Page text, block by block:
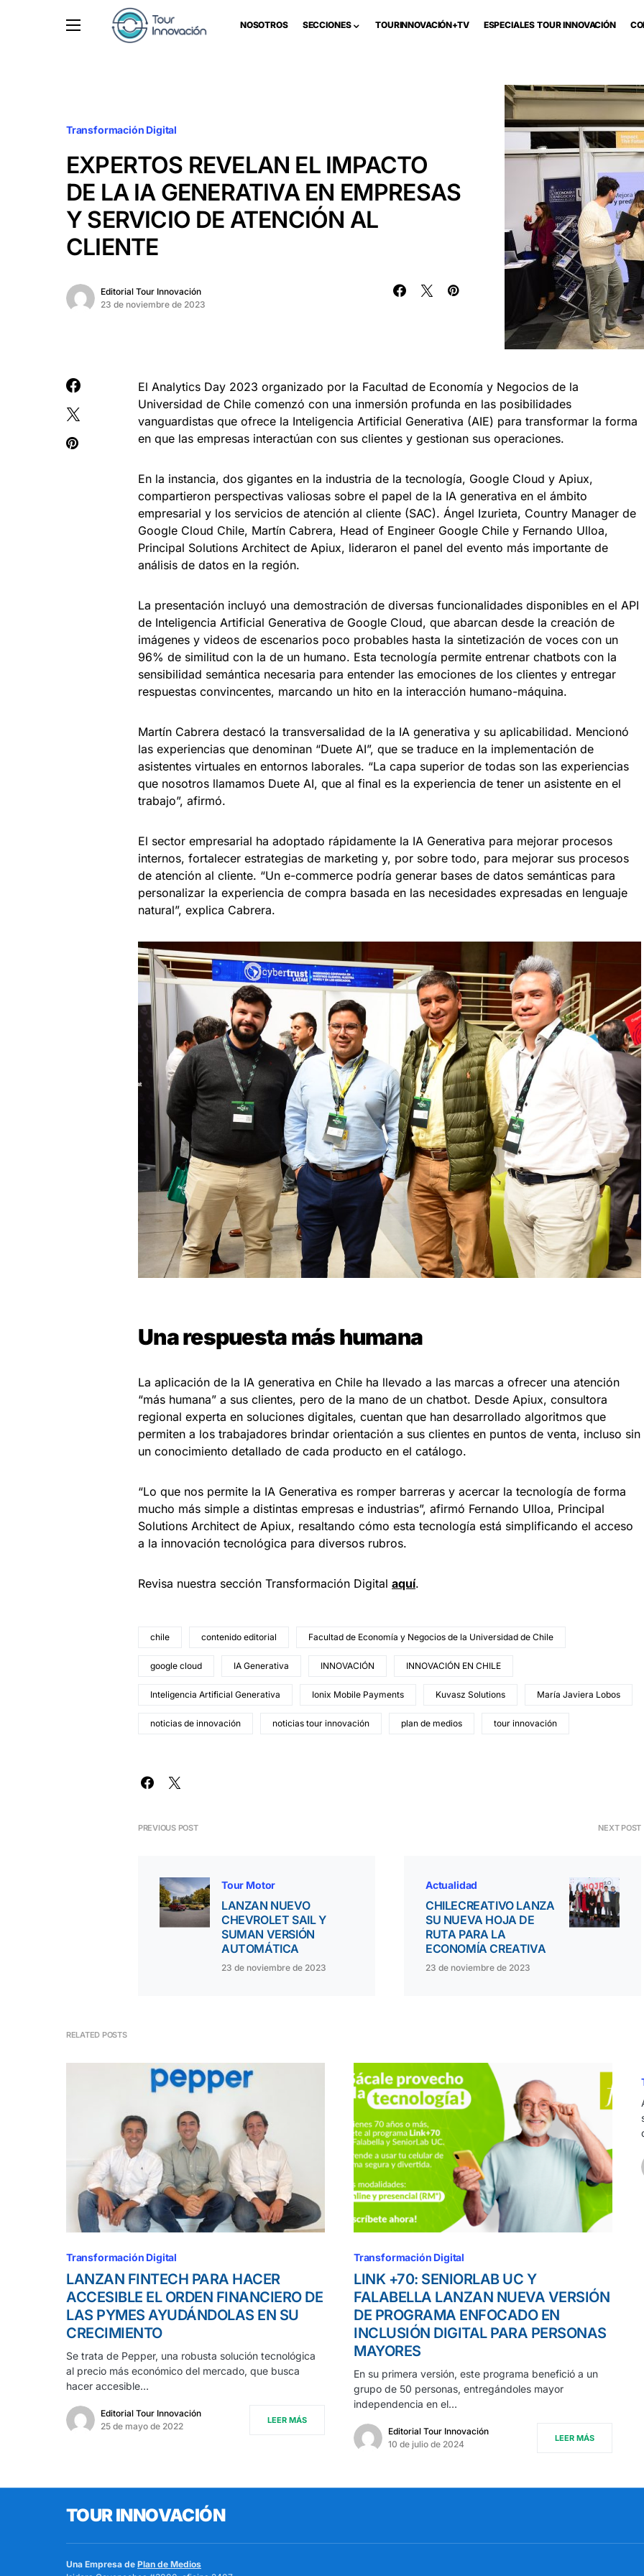
NOSOTROS SECCIONES TOURINNOVACIÓN+TV ESPECIALES TOUR INNOVACIÓN
Transformación Digital
EXPERTOS REVELAN EL IMPACTO
DE LA IA GENERATIVA EN EMPRESAS
Y SERVICIO DE ATENCIÓN AL
CLIENTE
Editorial Tour Innovación
23 de noviembre de 2023
El Analytics Day 2023 organizado por la Facultad de Economía y Negocios de la
Universidad de Chile comenzó con una inmersión profunda en las posibilidades
vanguardistas que ofrece la Inteligencia Artificial Generativa (AIE) para transformar la forma
en que las empresas interactúan con sus clientes y gestionan sus operaciones.
En la instancia, dos gigantes en la industria de la tecnología, Google Cloud y Apiux,
compartieron perspectivas valiosas sobre el papel de la IA generativa en el ámbito
empresarial y los servicios de atención al cliente (SAC). Ángel Izurieta, Country Manager de
Google Cloud Chile, Martín Cabrera, Head of Engineer Google Chile y Fernando Ulloa,
Principal Solutions Architect de Apiux, lideraron el panel del evento más importante de
análisis de datos en la región.
La presentación incluyó una demostración de diversas funcionalidades disponibles en el API
de Inteligencia Artificial Generativa de Google Cloud, que abarcan desde la creación de
imágenes y videos de escenarios poco probables hasta la sintetización de voces con un
96% de similitud con la de un humano. Esta tecnología permite entrenar chatbots con la
sensibilidad semántica necesaria para entender las emociones de los clientes y entregar
respuestas convincentes, marcando un hito en la interacción humano-máquina.
Martín Cabrera destacó la transversalidad de la IA generativa y su aplicabilidad. Mencionó
las experiencias que denominan “Duete AI”, que se traduce en la implementación de
asistentes virtuales en entornos laborales. “La capa superior de todas son las experiencias
que nosotros llamamos Duete AI, que al final es la experiencia de tener un asistente en el
trabajo”, afirmó.
El sector empresarial ha adoptado rápidamente la IA Generativa para mejorar procesos
internos, fortalecer estrategias de marketing y, por sobre todo, para mejorar sus procesos
de atención al cliente. “Un e-commerce podría generar bases de datos semánticas para
personalizar la experiencia de compra basada en las necesidades expresadas en lenguaje
natural”, explica Cabrera.
Una respuesta más humana
La aplicación de la IA generativa en Chile ha llevado a las marcas a ofrecer una atención
“más humana” a sus clientes, pero de la mano de un chatbot. Desde Apiux, consultora
regional experta en soluciones digitales, cuentan que han desarrollado algoritmos que
permiten a los trabajadores brindar orientación a sus clientes en puntos de venta, incluso sin
un conocimiento detallado de cada producto en el catálogo.
“Lo que nos permite la IA Generativa es romper barreras y acercar la tecnología de forma
mucho más simple a distintas empresas e industrias”, afirmó Fernando Ulloa, Principal
Solutions Architect de Apiux, resaltando cómo esta tecnología está simplificando el acceso
a la innovación tecnológica para diversos rubros.
Revisa nuestra sección Transformación Digital aquí.
chile contenido editorial Facultad de Economía y Negocios de la Universidad de Chile
google cloud IA Generativa INNOVACIÓN INNOVACIÓN EN CHILE
Inteligencia Artificial Generativa Ionix Mobile Payments Kuvasz Solutions María Javiera Lobos
noticias de innovación noticias tour innovación plan de medios tour innovación
PREVIOUS POST
Tour Motor
LANZAN NUEVO
CHEVROLET SAIL Y
SUMAN VERSIÓN
AUTOMÁTICA
23 de noviembre de 2023
NEXT POST
Actualidad
CHILECREATIVO LANZA
SU NUEVA HOJA DE
RUTA PARA LA
ECONOMÍA CREATIVA
23 de noviembre de 2023
RELATED POSTS
Transformación Digital
LANZAN FINTECH PARA HACER
ACCESIBLE EL ORDEN FINANCIERO DE
LAS PYMES AYUDÁNDOLAS EN SU
CRECIMIENTO
Se trata de Pepper, una robusta solución tecnológica
al precio más económico del mercado, que busca
hacer accesible…
Editorial Tour Innovación
25 de mayo de 2022
LEER MÁS
Transformación Digital
LINK +70: SENIORLAB UC Y
FALABELLA LANZAN NUEVA VERSIÓN
DE PROGRAMA ENFOCADO EN
INCLUSIÓN DIGITAL PARA PERSONAS
MAYORES
En su primera versión, este programa benefició a un
grupo de 50 personas, entregándoles mayor
independencia en el…
Editorial Tour Innovación
10 de julio de 2024
LEER MÁS
TOUR INNOVACIÓN
Una Empresa de Plan de Medios